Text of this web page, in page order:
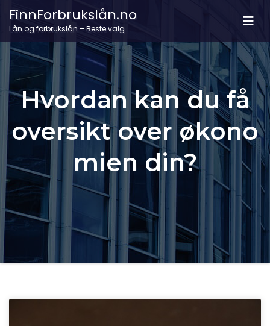
FinnForbrukslån.no
Lån og forbrukslån – Beste valg
Hvordan kan du få
oversikt over økono
mien din?